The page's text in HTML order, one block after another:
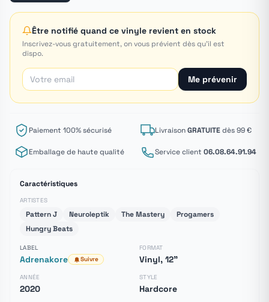
Être notifié quand ce vinyle revient en stock
Inscrivez-vous gratuitement, on vous prévient dès qu'il est
dispo.
Me prévenir
Paiement 100% sécurisé LivraisonGRATUITEdès 99 €
Emballage de haute qualité Service client 06.08.64.91.94
Caractéristiques
ARTISTES
Pattern J Neuroleptik The Mastery
Progamers
Hungry Beats
LABEL
Adrenakore Suivre
FORMAT
Vinyl, 12"
ANNÉE
2020
STYLE
Hardcore